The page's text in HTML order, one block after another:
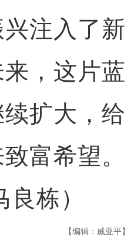
注入了新
，这片蓝
扩大，给
富希望。
良栋）
【编辑：戚亚平】